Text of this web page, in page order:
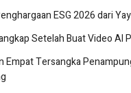
ESG 2026 dari
Setelah Buat Video AI
Empat Tersangka